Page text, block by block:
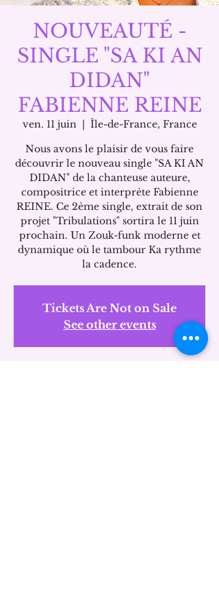
NOUVEAUTÉ -
SINGLE "SA KI AN
DIDAN"
FABIENNE REINE
ven. 11 juin
  |
Île-de-France, France
Nous avons le plaisir de vous faire
découvrir le nouveau single "SA KI AN
DIDAN" de la chanteuse auteure,
compositrice et interprète Fabienne
REINE. Ce 2ème single, extrait de son
projet "Tribulations" sortira le 11 juin
prochain. Un Zouk-funk moderne et
dynamique où le tambour Ka rythme
la cadence.
Tickets Are Not on Sale
See other events